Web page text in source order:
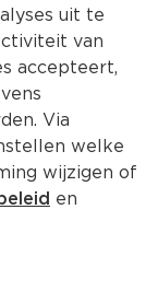
uit te
van
accepteert,
Via
welke
wijzigen of
en